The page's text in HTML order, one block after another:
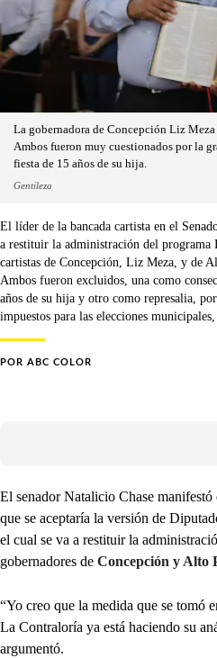
La gobernadora de Concepción Liz
Ambos fueron muy cuestionados por la
fiesta de 15 años de su hija.
Gentileza
El líder de la bancada cartista en el
a restituir la administración del programa
cartistas de Concepción, Liz Meza, y de
Ambos fueron excluidos, una como
años de su hija y otro como represalia,
impuestos para las elecciones municipales,
POR ABC COLOR
El senador Natalicio Chase
que se aceptaría la versión de
el cual se va a restituir la
gobernadores de Concepción y Alto
“Yo creo que la medida que se tomó
La Contraloría ya está haciendo su
argumentó.